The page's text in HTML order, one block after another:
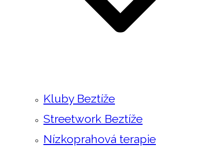
Kluby Beztíže
Streetwork Beztíže
Nízkoprahová terapie